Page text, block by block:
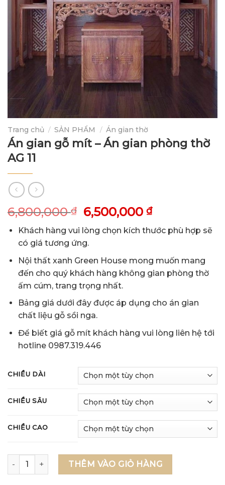
Trang chủ / SẢN PHẨM / Án gian thờ
Án gian gỗ mít – Án gian phòng thờ
AG 11
6,800,000₫ 6,500,000₫
Khách hàng vui lòng chọn kích thước phù hợp sẽ
có giá tương ứng.
Nội thất xanh Green House mong muốn mang
đến cho quý khách hàng không gian phòng thờ
ấm cúm, trang trọng nhất.
Bảng giá dưới đây được áp dụng cho án gian
chất liệu gỗ sồi nga.
Để biết giá gỗ mít khách hàng vui lòng liên hệ tới
hotline 0987.319.446
CHIỀU DÀI
CHIỀU SÂU
CHIỀU CAO
Án gian gỗ mít - Án gian phòng thờ AG 11 số lượng
THÊM VÀO GIỎ HÀNG